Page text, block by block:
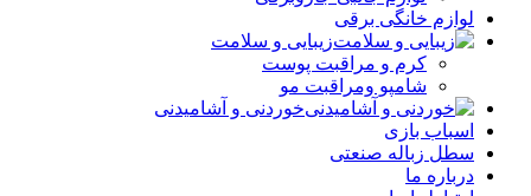
لوازم خانگی برقی
زیبایی و سلامت
کرم و مراقبت پوست
شامپو ومراقبت مو
خوردنی و آشامیدنی
اسباب بازی
سطل زباله صنعتی
درباره ما